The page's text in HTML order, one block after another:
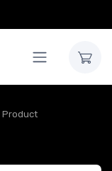
Product